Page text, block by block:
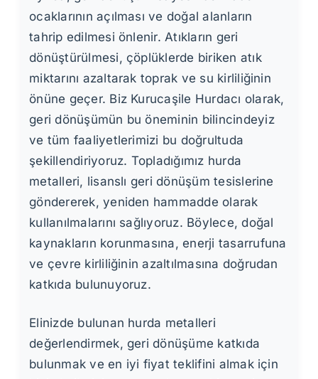
ocaklarının açılması ve doğal alanların
tahrip edilmesi önlenir. Atıkların geri
dönüştürülmesi, çöplüklerde biriken atık
miktarını azaltarak toprak ve su kirliliğinin
önüne geçer. Biz Kurucaşile Hurdacı olarak,
geri dönüşümün bu öneminin bilincindeyiz
ve tüm faaliyetlerimizi bu doğrultuda
şekillendiriyoruz. Topladığımız hurda
metalleri, lisanslı geri dönüşüm tesislerine
göndererek, yeniden hammadde olarak
kullanılmalarını sağlıyoruz. Böylece, doğal
kaynakların korunmasına, enerji tasarrufuna
ve çevre kirliliğinin azaltılmasına doğrudan
katkıda bulunuyoruz.
Elinizde bulunan hurda metalleri
değerlendirmek, geri dönüşüme katkıda
bulunmak ve en iyi fiyat teklifini almak için